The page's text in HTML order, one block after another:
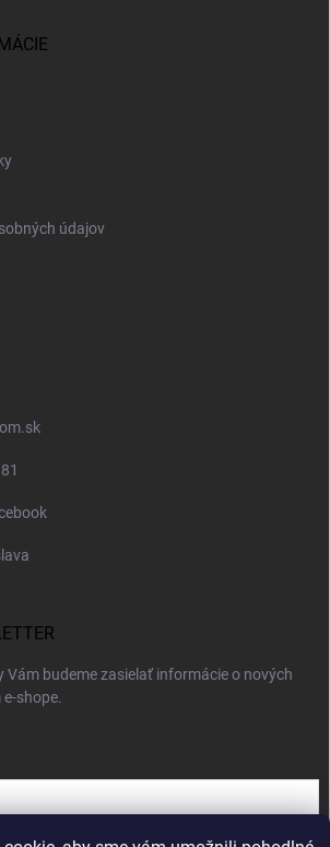
údajov
Vám budeme zasielať informácie o nových
shope.